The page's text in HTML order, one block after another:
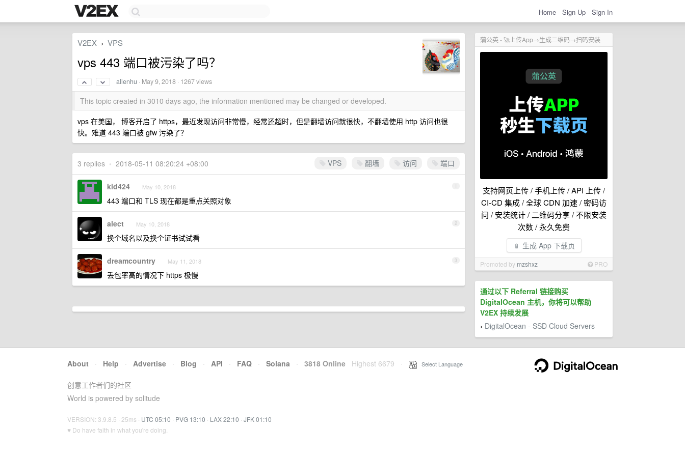
Home Sign Up Sign In
蒲公英 - 🚀上传App→生成二维码→扫码安装
支持网页上传 / 手机上传 / API 上传 /
CI-CD 集成 / 全球 CDN 加速 / 密码访
问 / 安装统计 / 二维码分享 / 不限安装
次数 / 永久免费
📱 生成 App 下载页
Promoted by mzshxz PRO
通过以下 Referral 链接购买
DigitalOcean 主机，你将可以帮助
V2EX 持续发展
› DigitalOcean - SSD Cloud Servers
V2EX › VPS
vps 443 端口被污染了吗？
allenhu · May 9, 2018 · 1267 views
This topic created in 3010 days ago, the information mentioned may be changed or developed.
vps 在美国， 博客开启了 https，最近发现访问非常慢，经常还超时，但是翻墙访问就很快，不翻墙使用 http 访问也很
快。难道 443 端口被 gfw 污染了？
VPS 翻墙 访问 端口
3 replies • 2018-05-11 08:20:24 +08:00
1
kid424 May 10, 2018
443 端口和 TLS 现在都是重点关照对象
2
alect May 10, 2018
换个域名以及换个证书试试看
3
dreamcountry May 11, 2018
丢包率高的情况下 https 极慢
About · Help · Advertise · Blog · API · FAQ · Solana · 3818 Online Highest 6679 Select Language
创意工作者们的社区
World is powered by solitude
VERSION: 3.9.8.5 · 25ms · UTC 05:10 · PVG 13:10 · LAX 22:10 · JFK 01:10
♥ Do have faith in what you're doing.